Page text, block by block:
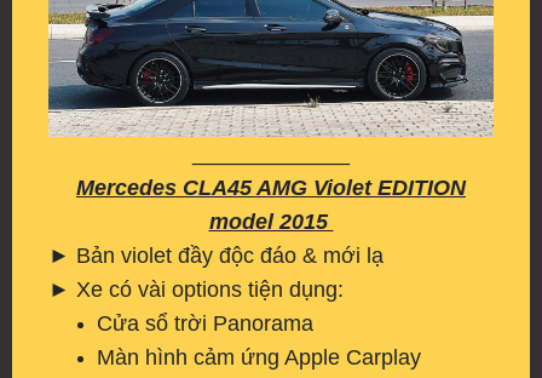
Mercedes CLA45 AMG Violet EDITION
model 2015
► Bản violet đầy độc đáo & mới lạ
► Xe có vài options tiện dụng:
Cửa sổ trời Panorama
Màn hình cảm ứng Apple Carplay